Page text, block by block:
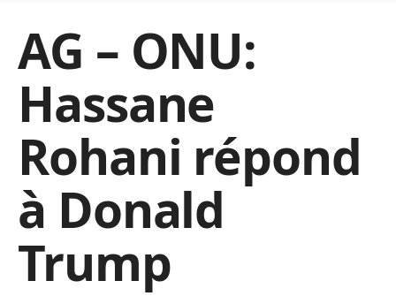
AG – ONU:
Hassane
Rohani répond
à Donald
Trump